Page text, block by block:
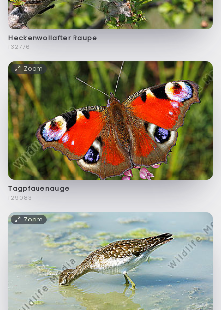
Heckenwollafter Raupe
f32776
Zoom
Tagpfauenauge
f29083
Zoom